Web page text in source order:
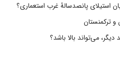
استیلای پانصدسالۀ غرب استعماری؟
و ترکمنستان
می‌تواند بالا باشد؟